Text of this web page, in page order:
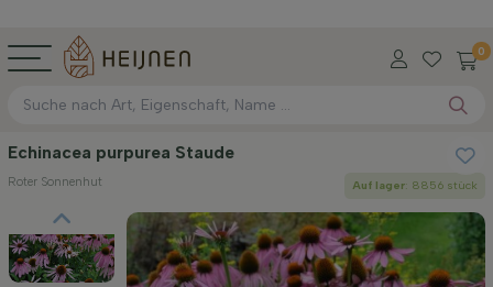
0
Echinacea purpurea Staude
Roter Sonnenhut Auf lager: 8856 stück